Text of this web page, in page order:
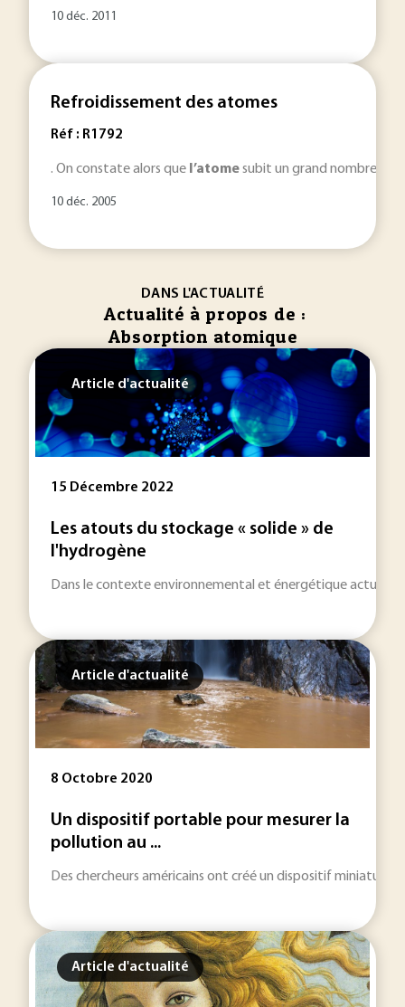
10 déc. 2011
Refroidissement des atomes
Réf : R1792
. On constate alors que l’atomesubit un grand nombre de
10 déc. 2005
DANS L'ACTUALITÉ
Actualité à propos de :
Absorption atomique
Article d'actualité
15 Décembre 2022
Les atouts du stockage « solide » de
l'hydrogène
Dans le contexte environnemental et énergétique actuel,
Article d'actualité
8 Octobre 2020
Un dispositif portable pour mesurer la
pollution au ...
Des chercheurs américains ont créé un dispositif
Article d'actualité